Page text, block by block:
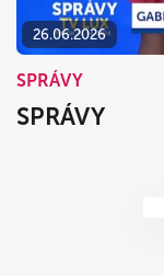
26.06.2026
SPRÁVY
SPRÁVY